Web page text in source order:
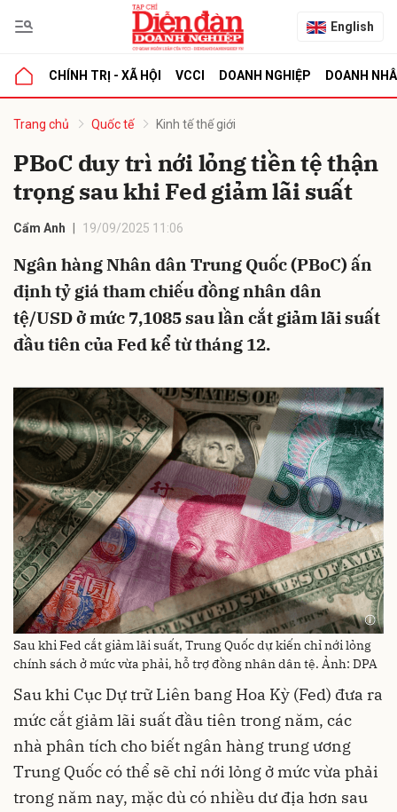
English
CHÍNH TRỊ - XÃ HỘI VCCI DOANH NGHIỆP DOANH
Trang chủ Quốc tế Kinh tế thế giới
PBoC duy trì nới lỏng tiền tệ thận
trọng sau khi Fed giảm lãi suất
Cẩm Anh 19/09/2025 11:06
Ngân hàng Nhân dân Trung Quốc (PBoC) ấn
định tỷ giá tham chiếu đồng nhân dân
tệ/USD ở mức 7,1085 sau lần cắt giảm lãi suất
đầu tiên của Fed kể từ tháng 12.
Sau khi Fed cắt giảm lãi suất, Trung Quốc dự kiến chỉ nới lỏng
chính sách ở mức vừa phải, hỗ trợ đồng nhân dân tệ. Ảnh: DPA
Sau khi Cục Dự trữ Liên bang Hoa Kỳ (Fed) đưa ra
mức cắt giảm lãi suất đầu tiên trong năm, các
nhà phân tích cho biết ngân hàng trung ương
Trung Quốc có thể sẽ chỉ nới lỏng ở mức vừa phải
trong năm nay, mặc dù có nhiều dư địa hơn sau
luận
Hủy